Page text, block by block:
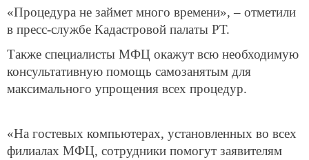
«Процедура не займет много времени», ­­– отметили
в пресс-службе Кадастровой палаты РТ.
Также специалисты МФЦ окажут всю необходимую
консультативную помощь самозанятым для
максимального упрощения всех процедур.
«На гостевых компьютерах, установленных во всех
филиалах МФЦ, сотрудники помогут заявителям